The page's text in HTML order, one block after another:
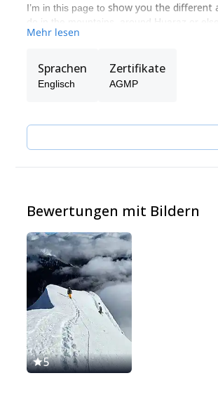
I’m in this page to show you the different
do in the mountains, around Huaraz or
of efficiency and competence.
team is comprised of people with many
these mountains and know them very
Mehr lesen
Sprachen
Englisch
Zertifikate
AGMP
Bewertungen mit Bildern
5